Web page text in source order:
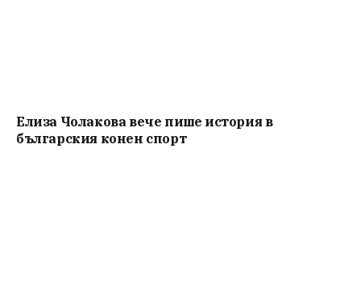
Елиза Чолакова вече пише история в
българския конен спорт